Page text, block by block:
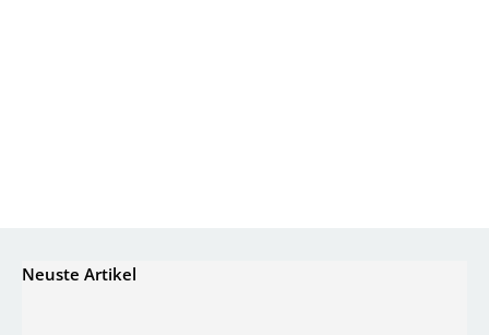
Neuste Artikel